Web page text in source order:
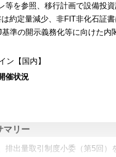
等を参照、移行計画で設備投資
約定量減少、非FIT非化石証
準の開示義務化等に向けた内
ン【国内】
催状況
マリー
排出量取引制度小委（第5回）